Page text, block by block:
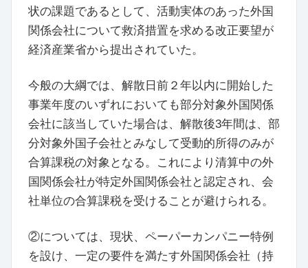
状の課題であるとして、活動実体のあった外国
関係会社について救済措置を求める改正要望が
経済産業省から提出されていた。
今般の大綱では、解散日前２年以内に開始した
事業年度のいずれにおいても部分対象外国関係
会社に該当していた場合は、解散後3年間は、部
分対象外国子会社とみなして受動的所得のみが
合算課税の対象となる。これにより清算中の外
国関係会社が特定外国関係会社と認定され、会
社単位の合算課税を受けることが避けられる。
②については、現状、ペーパーカンパニー特例
を設け、一定の要件を満たす外国関係会社（持